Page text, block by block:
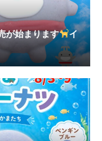
が始まります
イ